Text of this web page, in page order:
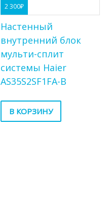
2 300₽
Настенный
внутренний блок
мульти-сплит
системы Haier
AS35S2SF1FA-B
В КОРЗИНУ